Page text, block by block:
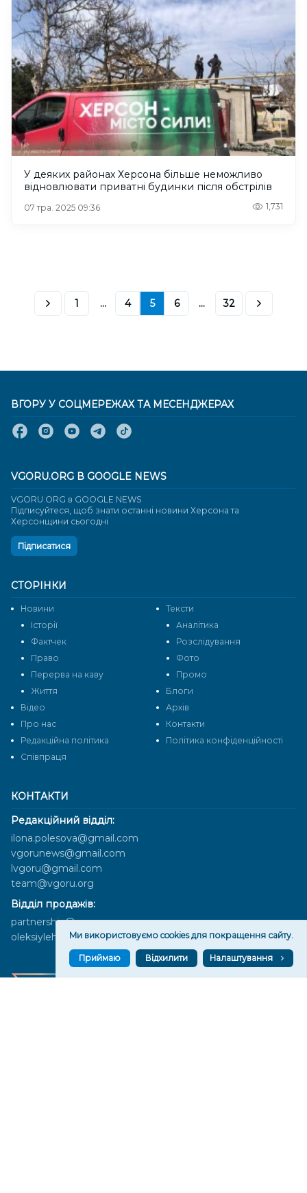
У деяких районах Херсона більше неможливо
відновлювати приватні будинки після обстрілів
07 тра. 2025 09:36 1,731
1 ... 4 5 6 ... 32
КОНТАКТИ
Редакційний відділ:
ilona.polesova@gmail.com
vgorunews@gmail.com
lvgoru@gmail.com
team@vgoru.org
Відділ продажів:
partnership@vgoru.org
oleksiylehen@vgoru.org
СТОРІНКИ
Новини
Тексти
Історії
Аналітика
Фактчек
Розслідування
Право
Фото
Перерва на каву
Промо
Життя
Блоги
Відео
Архів
Про нас
Контакти
Редакційна політика
Політика конфіденційності
Cпівпраця
ВГОРУ У СОЦМЕРЕЖАХ ТА МЕСЕНДЖЕРАХ
VGORU.ORG В GOOGLE NEWS
VGORU.ORG в GOOGLE NEWS
Підписуйтеся, щоб знати останні новини Херсона та
Херсонщини сьогодні
Підписатися
Ми використовуємо cookies для покращення сайту.
Приймаю Відхилити Налаштування